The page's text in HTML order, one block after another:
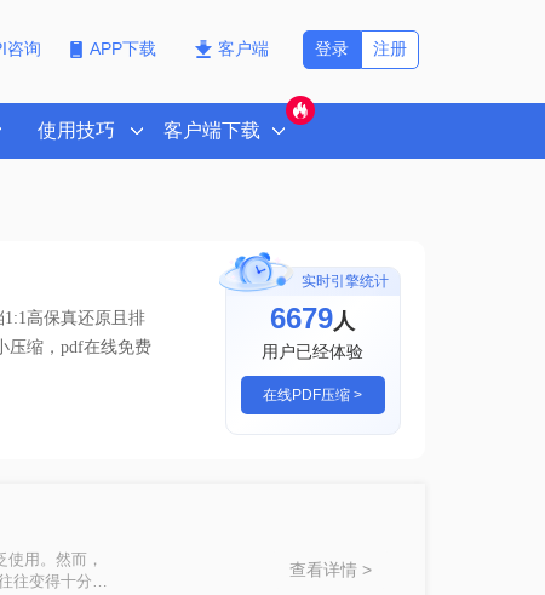
咨询 APP下载 客户端 注册
登录
使用技巧 客户端下载
高保真还原且排
压缩，pdf在线免费
实时引擎统计
6679人
用户已经体验
在线PDF压缩 >
用。然而，
往变得十分庞
查看详情 >